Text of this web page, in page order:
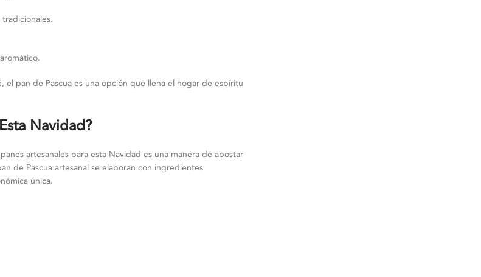
pan de Pascua es una opción que llena el hogar de espíritu
Navidad?
artesanales para esta Navidad es una manera de apostar
de Pascua artesanal se elaboran con ingredientes
única.